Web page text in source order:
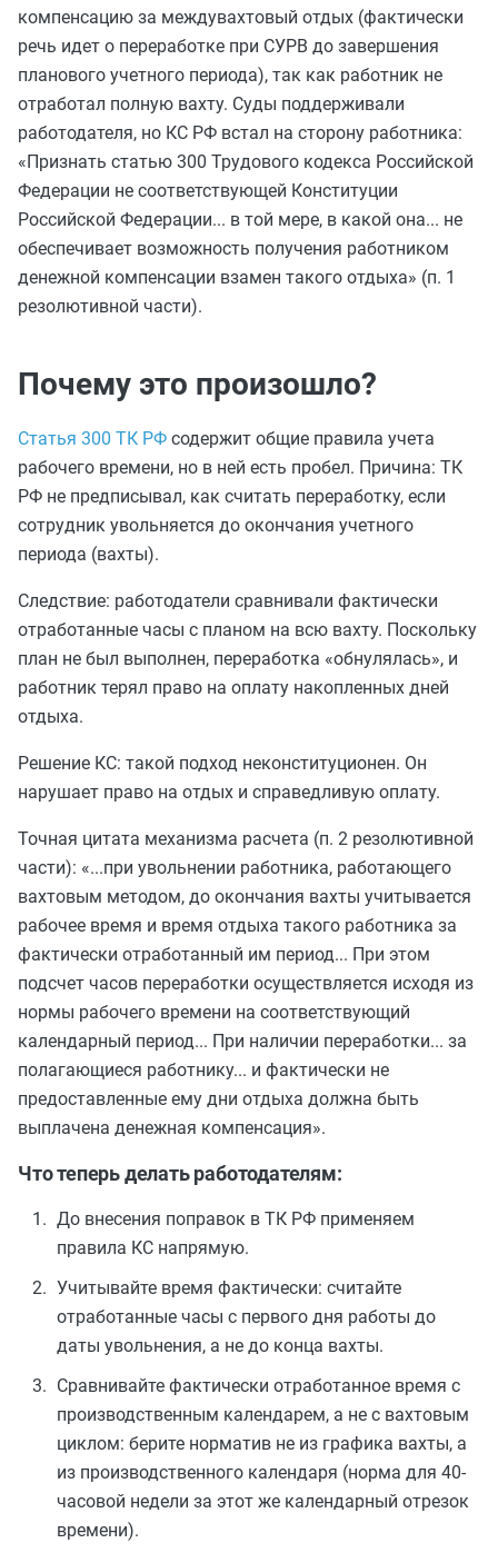
компенсацию за междувахтовый отдых (фактически
речь идет о переработке при СУРВ до завершения
планового учетного периода), так как работник не
отработал полную вахту. Суды поддерживали
работодателя, но КС РФ встал на сторону работника:
«Признать статью 300 Трудового кодекса Российской
Федерации не соответствующей Конституции
Российской Федерации... в той мере, в какой она... не
обеспечивает возможность получения работником
денежной компенсации взамен такого отдыха» (п. 1
резолютивной части).
Почему это произошло?
Статья 300 ТК РФ содержит общие правила учета
рабочего времени, но в ней есть пробел. Причина: ТК
РФ не предписывал, как считать переработку, если
сотрудник увольняется до окончания учетного
периода (вахты).
Следствие: работодатели сравнивали фактически
отработанные часы с планом на всю вахту. Поскольку
план не был выполнен, переработка «обнулялась», и
работник терял право на оплату накопленных дней
отдыха.
Решение КС: такой подход неконституционен. Он
нарушает право на отдых и справедливую оплату.
Точная цитата механизма расчета (п. 2 резолютивной
части): «...при увольнении работника, работающего
вахтовым методом, до окончания вахты учитывается
рабочее время и время отдыха такого работника за
фактически отработанный им период... При этом
подсчет часов переработки осуществляется исходя из
нормы рабочего времени на соответствующий
календарный период... При наличии переработки... за
полагающиеся работнику... и фактически не
предоставленные ему дни отдыха должна быть
выплачена денежная компенсация».
Что теперь делать работодателям:
До внесения поправок в ТК РФ применяем
правила КС напрямую.
Учитывайте время фактически: считайте
отработанные часы с первого дня работы до
даты увольнения, а не до конца вахты.
Сравнивайте фактически отработанное время с
производственным календарем, а не с вахтовым
циклом: берите норматив не из графика вахты, а
из производственного календаря (норма для 40-
часовой недели за этот же календарный отрезок
времени).